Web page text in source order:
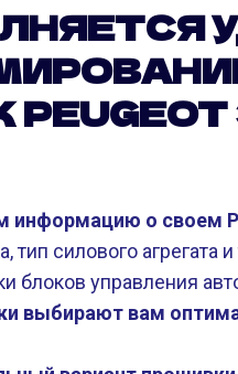
информацию о своем
тип силового
блоков управления
выбирают вам